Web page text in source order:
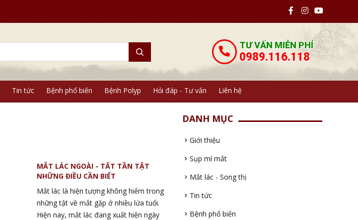
TƯ VẤN MIỄN PHÍ
0989.116.118
Tin tức Bệnh phổ biến Bệnh Polyp Hỏi đáp - Tư vấn Liên hệ
MẮT LÁC NGOÀI - TẤT TẦN TẬT
NHỮNG ĐIỀU CẦN BIẾT
Mắt lác là hiện tượng không hiếm trong
những tật về mắt gặp ở nhiều lứa tuổi.
Hiện nay, mắt lác đang xuất hiện ngày
DANH MỤC
Giới thiệu
Sụp mí mắt
Mắt lác - Song thị
Tin tức
Bệnh phổ biến